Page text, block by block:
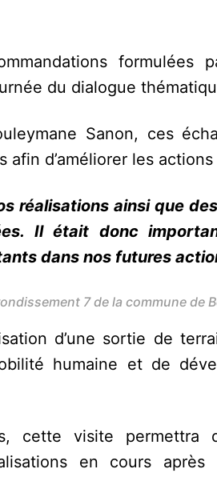
formulées
du dialogue
Sanon, ces
d’améliorer les
réalisations ainsi que
Il était donc
dans nos futures
7 de la commune de
d’une sortie de
humaine et de
visite permettra
en cours après